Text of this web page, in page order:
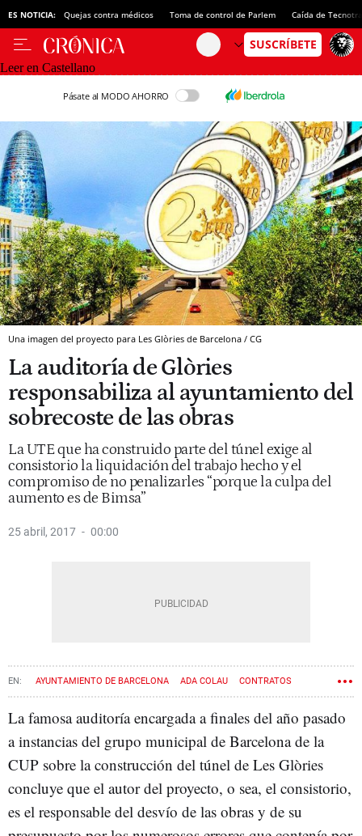
ES NOTICIA: Quejas contra médicos Toma de control de Parlem Caída de
Leer en Castellano
Pásate al MODO AHORRO
Una imagen del proyecto para Les Glòries de Barcelona / CG
La auditoría de Glòries
responsabiliza al ayuntamiento del
sobrecoste de las obras
La UTE que ha construido parte del túnel exige al
consistorio la liquidación del trabajo hecho y el
compromiso de no penalizarles “porque la culpa del
aumento es de Bimsa”
25 abril, 2017 00:00
AYUNTAMIENTO DE BARCELONA ADA COLAU CONTRATOS
La famosa auditoría encargada a finales del año pasado
a instancias del grupo municipal de Barcelona de la
CUP sobre la construcción del túnel de Les Glòries
concluye que el autor del proyecto, o sea, el consistorio,
es el responsable del desvío de las obras y de su